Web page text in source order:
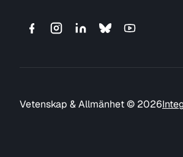
Vetenskap & Allmänhet © 2026